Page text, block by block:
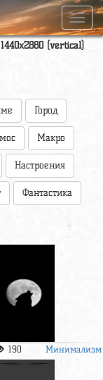
(vertical)
Город
Макро
Настроения
Фантастика
190 Минимализм